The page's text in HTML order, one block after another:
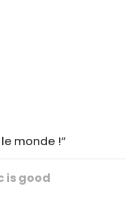
monde !”
is good